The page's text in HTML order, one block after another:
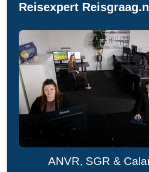
Reisexpert Reisgraag.nl
ANVR, SGR &